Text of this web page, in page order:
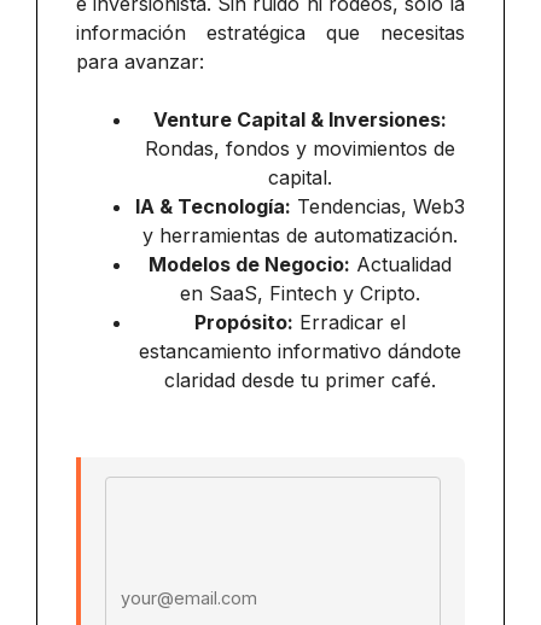
información estratégica que necesitas
para avanzar:
Venture Capital & Inversiones:
Rondas, fondos y movimientos de
capital.
IA & Tecnología: Tendencias, Web3
y herramientas de automatización.
Modelos de Negocio: Actualidad
en SaaS, Fintech y Cripto.
Propósito: Erradicar el
estancamiento informativo dándote
claridad desde tu primer café.